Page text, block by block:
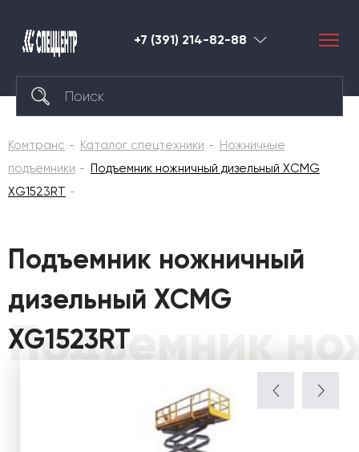
+7 (391) 214-82-88 Красноярск
Комтранс Каталог спецтехники
Ножничные
подъемники
Подъемник ножничный дизельный XCMG
XG1523RT
Подъемник
Подъемник ножничный
дизельный XCMG
XG1523RT